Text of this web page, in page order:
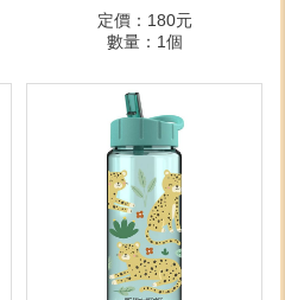
定價：180元
數量：1個